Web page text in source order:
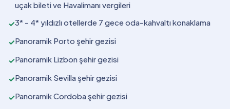
uçak bileti ve Havalimanı vergileri
✓3* - 4* yıldızlı otellerde 7 gece oda-kahvaltı konaklama
✓Panoramik Porto şehir gezisi
✓Panoramik Lizbon şehir gezisi
✓Panoramik Sevilla şehir gezisi
✓Panoramik Cordoba şehir gezisi